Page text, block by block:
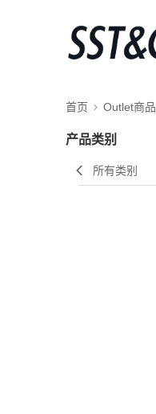
首页 Outlet商品
产品类别
所有类别